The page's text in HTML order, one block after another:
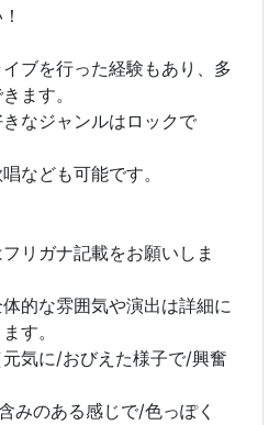
ブを行った経験もあり、多
ます。
きなジャンルはロックで
なども可能です。
リガナ記載をお願いしま
的な雰囲気や演出は詳細に
す。
気に/おびえた様子で/興奮
みのある感じで/色っぽく